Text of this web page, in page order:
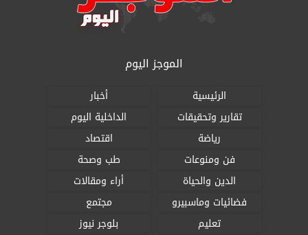
الموجز اليوم
الرئيسية
أخبار
تقارير وتحقيقات
الداخلية اليوم
رياضة
اقتصاد
فن ومنوعات
طب وصحة
الدين والحياة
أراء ومقالات
فضائيات وماسبيرو
مجتمع
تعليم
بلوجر نيوز